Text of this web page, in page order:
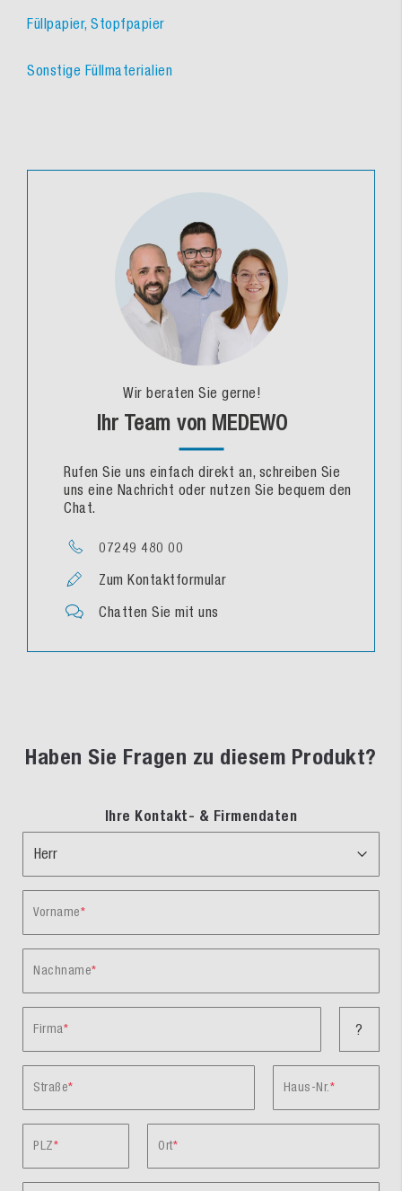
Füllpapier, Stopfpapier
Sonstige Füllmaterialien
Wir beraten Sie gerne!
Ihr Team von MEDEWO
Rufen Sie uns einfach direkt an, schreiben Sie
uns eine Nachricht oder nutzen Sie bequem den
Chat.
07249 480 00
Zum Kontaktformular
Chatten Sie mit uns
Haben Sie Fragen zu diesem Produkt?
Ihre Kontakt- & Firmendaten
Vorname
Nachname
Firma ?
Straße Haus-Nr.
PLZ Ort